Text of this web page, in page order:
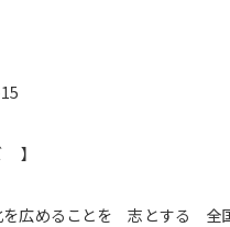
】
を広めることを 志とする 全